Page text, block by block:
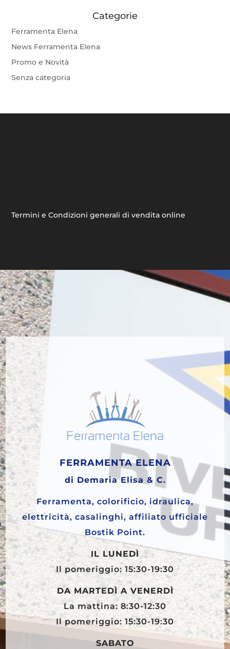
Categorie
Ferramenta Elena
News Ferramenta Elena
Promo e Novità
Senza categoria
Termini e Condizioni generali di vendita online
FERRAMENTA ELENA
di Demaria Elisa & C.
Ferramenta, colorificio, idraulica,
elettricità, casalinghi, affiliato ufficiale
Bostik Point.
IL LUNEDÌ
Il pomeriggio: 15:30-19:30
DA MARTEDÌ A VENERDÌ
La mattina: 8:30-12:30
Il pomeriggio: 15:30-19:30
SABATO